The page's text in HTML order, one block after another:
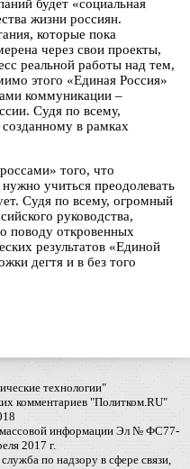
будет «социальная
жизни россиян.
которые пока
через свои проекты,
реальной работы над тем,
этого «Единая Россия»
коммуникации –
Судя по всему,
в рамках
того, что
учиться преодолевать
Судя по всему, огромный
руководства,
поводу откровенных
результатов «Единой
дегтя и в без того
технологии"
комментариев "Политком.RU"
массовой информации Эл № ФС77-
2017 г.
по надзору в сфере связи,